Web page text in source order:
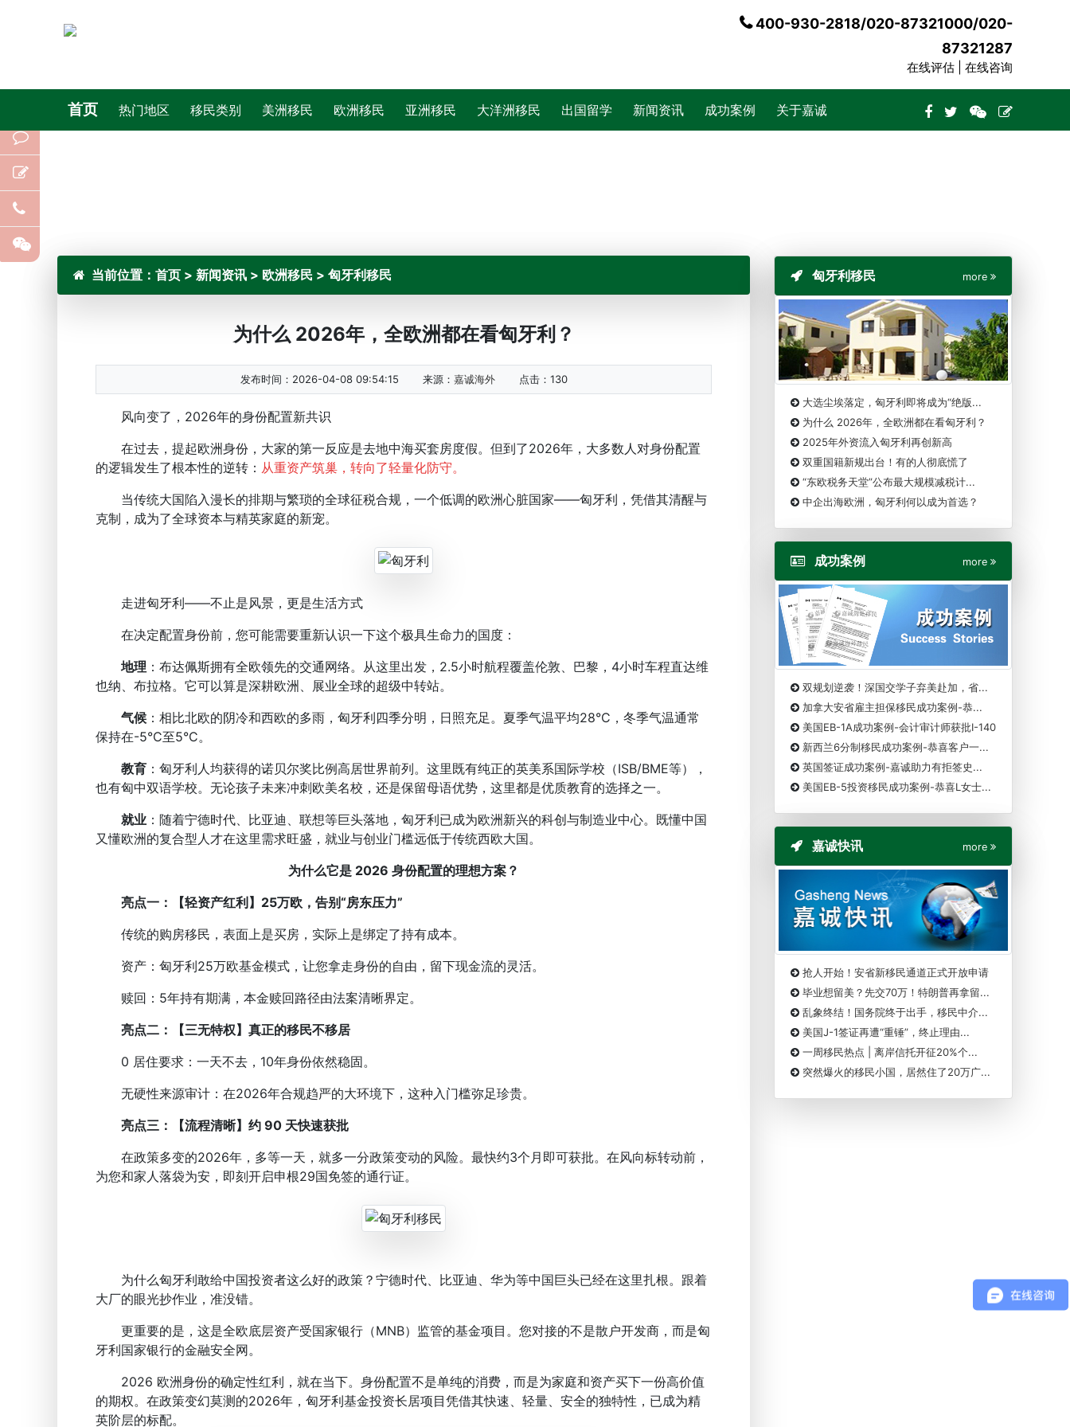
400-930-2818/020-87321000/020-
87321287
在线评估 | 在线咨询
首页 热门地区 移民类别 美洲移民 欧洲移民 亚洲移民 大洋洲移民 出国留学 新闻资讯 成功案例 关于嘉诚
当前位置： 首页 > 新闻资讯 > 欧洲移民 > 匈牙利移民
为什么 2026年，全欧洲都在看匈牙利？
发布时间：2026-04-08 09:54:15 来源： 嘉诚海外 点击： 130
风向变了，2026年的身份配置新共识
在过去，提起欧洲身份，大家的第一反应是去地中海买套房度假。但到了2026年，大多数人对身份配置
的逻辑发生了根本性的逆转： 从重资产筑巢，转向了轻量化防守。
当传统大国陷入漫长的排期与繁琐的全球征税合规，一个低调的欧洲心脏国家——匈牙利，凭借其清醒与
克制，成为了全球资本与精英家庭的新宠。
走进匈牙利——不止是风景，更是生活方式
在决定配置身份前，您可能需要重新认识一下这个极具生命力的国度：
地理 ：布达佩斯拥有全欧领先的交通网络。从这里出发，2.5小时航程覆盖伦敦、巴黎，4小时车程直达维
也纳、布拉格。它可以算是深耕欧洲、展业全球的超级中转站。
气候 ：相比北欧的阴冷和西欧的多雨，匈牙利四季分明，日照充足。夏季气温平均28°C，冬季气温通常
保持在-5°C至5°C。
教育 ：匈牙利人均获得的诺贝尔奖比例高居世界前列。这里既有纯正的英美系国际学校（ISB/BME等），
也有匈中双语学校。无论孩子未来冲刺欧美名校，还是保留母语优势，这里都是优质教育的选择之一。
就业 ：随着宁德时代、比亚迪、联想等巨头落地，匈牙利已成为欧洲新兴的科创与制造业中心。既懂中国
又懂欧洲的复合型人才在这里需求旺盛，就业与创业门槛远低于传统西欧大国。
为什么它是 2026 身份配置的理想方案？
亮点一：【轻资产红利】25万欧，告别“房东压力”
传统的购房移民，表面上是买房，实际上是绑定了持有成本。
资产：匈牙利25万欧基金模式，让您拿走身份的自由，留下现金流的灵活。
赎回：5年持有期满，本金赎回路径由法案清晰界定。
亮点二：【三无特权】真正的移民不移居
0 居住要求：一天不去，10年身份依然稳固。
无硬性来源审计：在2026年合规趋严的大环境下，这种入门槛弥足珍贵。
亮点三：【流程清晰】约 90 天快速获批
在政策多变的2026年，多等一天，就多一分政策变动的风险。最快约3个月即可获批。在风向标转动前，
为您和家人落袋为安，即刻开启申根29国免签的通行证。
为什么匈牙利敢给中国投资者这么好的政策？宁德时代、比亚迪、华为等中国巨头已经在这里扎根。跟着
大厂的眼光抄作业，准没错。
更重要的是，这是全欧底层资产受国家银行（MNB）监管的基金项目。您对接的不是散户开发商，而是匈
牙利国家银行的金融安全网。
2026 欧洲身份的确定性红利，就在当下。 身份配置不是单纯的消费，而是为家庭和资产买下一份高价值
的期权。在政策变幻莫测的2026年，匈牙利基金投资长居项目凭借其快速、轻量、安全的独特性，已成为精
英阶层的标配。
匈牙利移民 more
大选尘埃落定，匈牙利即将成为“绝版...
为什么 2026年，全欧洲都在看匈牙利？
2025年外资流入匈牙利再创新高
双重国籍新规出台！有的人彻底慌了
“东欧税务天堂”公布最大规模减税计...
中企出海欧洲，匈牙利何以成为首选？
成功案例 more
双规划逆袭！深国交学子弃美赴加，省...
加拿大安省雇主担保移民成功案例-恭...
美国EB-1A成功案例-会计审计师获批I-140
新西兰6分制移民成功案例-恭喜客户一...
英国签证成功案例-嘉诚助力有拒签史...
美国EB-5投资移民成功案例-恭喜L女士...
嘉诚快讯 more
抢人开始！安省新移民通道正式开放申请
毕业想留美？先交70万！特朗普再拿留...
乱象终结！国务院终于出手，移民中介...
美国J-1签证再遭“重锤”，终止理由...
一周移民热点 | 离岸信托开征20%个...
突然爆火的移民小国，居然住了20万广...